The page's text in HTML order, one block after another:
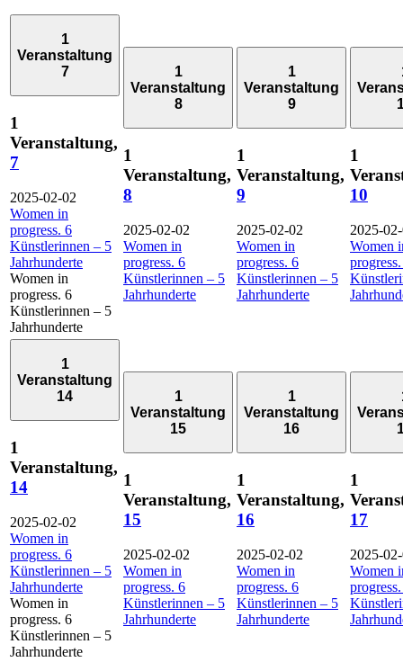
1
Veranstaltung
7
1
Veranstaltung,
7
2025-02-02
Women in
progress. 6
Künstlerinnen – 5
Jahrhunderte
Women in
progress. 6
Künstlerinnen – 5
Jahrhunderte
1
Veranstaltung
8
1
Veranstaltung,
8
2025-02-02
Women in
progress. 6
Künstlerinnen – 5
Jahrhunderte
1
Veranstaltung
9
1
Veranstaltung,
9
2025-02-02
Women in
progress. 6
Künstlerinnen – 5
Jahrhunderte
1
10
2025-
Women
1
Veranstaltung
14
1
Veranstaltung,
14
2025-02-02
Women in
progress. 6
Künstlerinnen – 5
Jahrhunderte
Women in
progress. 6
Künstlerinnen – 5
Jahrhunderte
1
Veranstaltung
15
1
Veranstaltung,
15
2025-02-02
Women in
progress. 6
Künstlerinnen – 5
Jahrhunderte
1
Veranstaltung
16
1
Veranstaltung,
16
2025-02-02
Women in
progress. 6
Künstlerinnen – 5
Jahrhunderte
1
17
2025-
Women